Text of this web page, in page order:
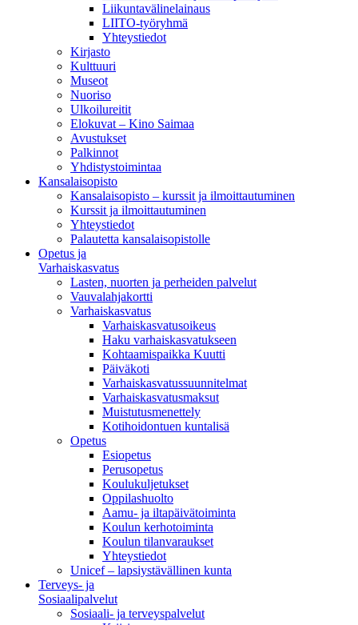
Liikuntavälinelainaus
LIITO-työryhmä
Yhteystiedot
Kirjasto
Kulttuuri
Museot
Nuoriso
Ulkoilureitit
Elokuvat – Kino Saimaa
Avustukset
Palkinnot
Yhdistystoimintaa
Kansalaisopisto
Kansalaisopisto – kurssit ja ilmoittautuminen
Kurssit ja ilmoittautuminen
Yhteystiedot
Palautetta kansalaisopistolle
Opetus ja
Varhaiskasvatus
Lasten, nuorten ja perheiden palvelut
Vauvalahjakortti
Varhaiskasvatus
Varhaiskasvatusoikeus
Haku varhaiskasvatukseen
Kohtaamispaikka Kuutti
Päiväkoti
Varhaiskasvatussuunnitelmat
Varhaiskasvatusmaksut
Muistutusmenettely
Kotihoidontuen kuntalisä
Opetus
Esiopetus
Perusopetus
Koulukuljetukset
Oppilashuolto
Aamu- ja iltapäivätoiminta
Koulun kerhotoiminta
Koulun tilanvaraukset
Yhteystiedot
Unicef – lapsiystävällinen kunta
Terveys- ja
Sosiaalipalvelut
Sosiaali- ja terveyspalvelut